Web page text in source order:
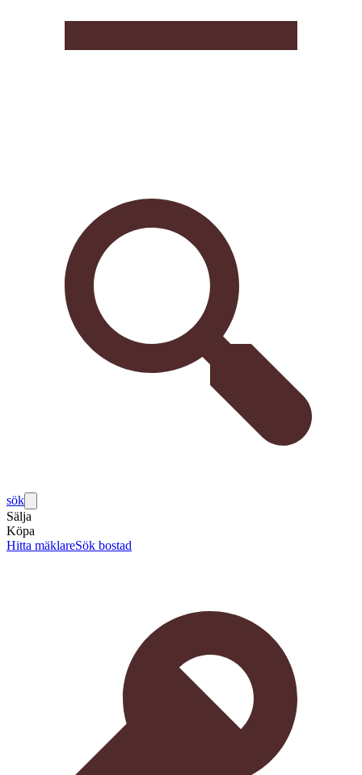
sök
Sälja
Köpa
Hitta mäklareSök bostad